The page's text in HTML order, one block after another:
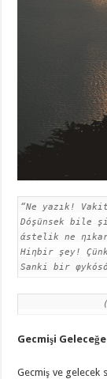
Sanki bir
Gecmişi Geleceğe
Gecmiş ve gelecek